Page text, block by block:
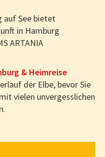
auf See bietet
in Hamburg
ARTANIA
& Heimreise
der Elbe, bevor Sie
vielen unvergesslichen